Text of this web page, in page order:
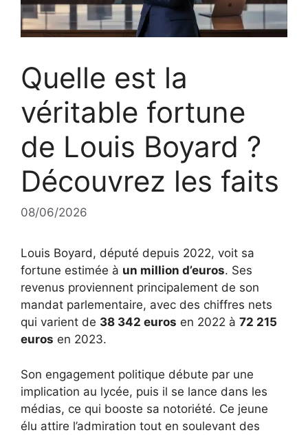
Quelle est la
véritable fortune
de Louis Boyard ?
Découvrez les faits
08/06/2026
Louis Boyard, député depuis 2022, voit sa
fortune estimée à un million d’euros. Ses
revenus proviennent principalement de son
mandat parlementaire, avec des chiffres nets
qui varient de 38 342 euros en 2022 à 72 215
euros en 2023.
Son engagement politique débute par une
implication au lycée, puis il se lance dans les
médias, ce qui booste sa notoriété. Ce jeune
élu attire l’admiration tout en soulevant des